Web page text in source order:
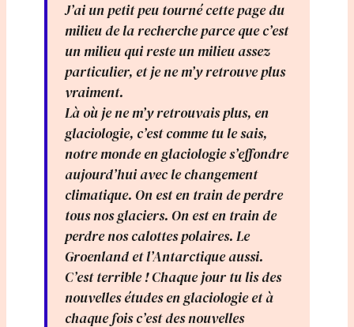
J’ai un petit peu tourné cette page du
milieu de la recherche parce que c’est
un milieu qui reste un milieu assez
particulier, et je ne m’y retrouve plus
vraiment.
Là où je ne m’y retrouvais plus, en
glaciologie, c’est comme tu le sais,
notre monde en glaciologie s’effondre
aujourd’hui avec le changement
climatique. On est en train de perdre
tous nos glaciers. On est en train de
perdre nos calottes polaires. Le
Groenland et l’Antarctique aussi.
C’est terrible ! Chaque jour tu lis des
nouvelles études en glaciologie et à
chaque fois c’est des nouvelles